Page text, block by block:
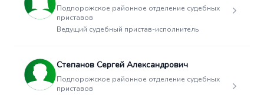
Подпорожское районное отделение судебных
приставов
Ведущий судебный пристав-исполнитель
Степанов Сергей Александрович
Подпорожское районное отделение судебных
приставов